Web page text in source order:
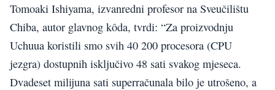
Tomoaki Ishiyama, izvanredni profesor na Sveučilištu
Chiba, autor glavnog kôda, tvrdi: “Za proizvodnju
Uchuua koristili smo svih 40 200 procesora (CPU
jezgra) dostupnih isključivo 48 sati svakog mjeseca.
Dvadeset milijuna sati superračunala bilo je utrošeno, a